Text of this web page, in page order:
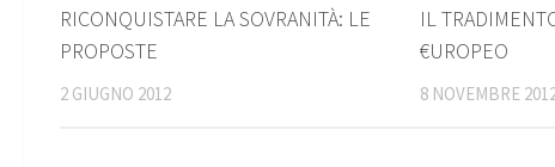
RICONQUISTARE LA SOVRANITÀ: LE
PROPOSTE
2 GIUGNO 2012
IL
€UROPEO
8 NOVEMBRE